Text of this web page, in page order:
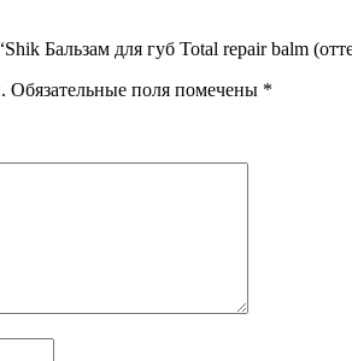
Бальзам для губ Total repair balm
Обязательные поля помечены *